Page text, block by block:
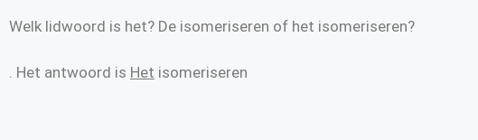
Welk lidwoord is het? De isomeriseren of het isomeriseren?
. Het antwoord is Het isomeriseren